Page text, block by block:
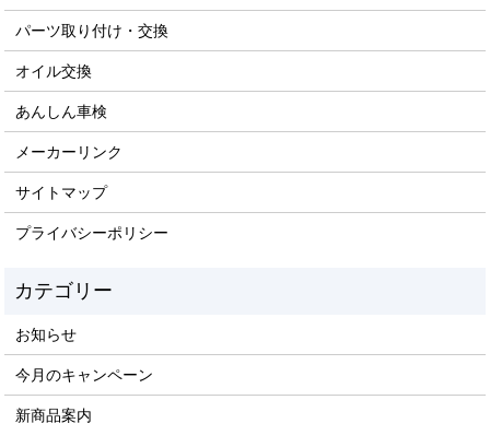
パーツ取り付け・交換
オイル交換
あんしん車検
メーカーリンク
サイトマップ
プライバシーポリシー
お知らせ
今月のキャンペーン
新商品案内